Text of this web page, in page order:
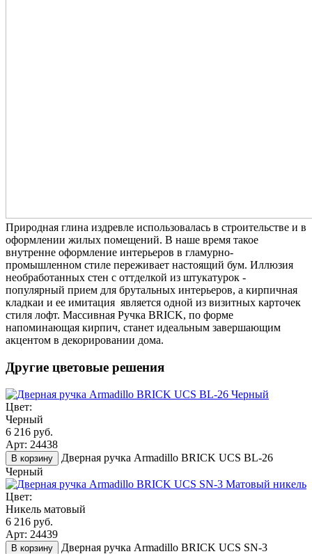
Природная глина издревле использовалась в строительстве и в
оформлении жилых помещений. В наше время такое
внутренне оформление интерьеров в гламурно-
промышленном стиле переживает настоящий бум. Иллюзия
необработанных стен с оттделкой из штукатурок -
популярный прием для брутальных интерьеров, а кирпичная
кладкаи и ее имитация является одной из визитных карточек
стиля лофт. Массивная Ручка BRICK, по форме
напоминающая кирпич, станет идеальным завершающим
акцентом в декорировании дома.
Другие цветовые решения
Цвет:
Черный
6 216 руб.
Арт: 24438
В корзину
Дверная ручка Armadillo BRICK UCS BL-26
Черный
Цвет:
Никель матовый
6 216 руб.
Арт: 24439
В корзину
Дверная ручка Armadillo BRICK UCS SN-3